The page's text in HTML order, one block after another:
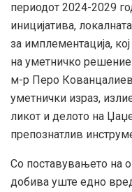
периодот 2024-2029
иницијатива,
за имплементација,
на уметничко
м-р Перо
уметнички израз,
ликот и делото на
препознатлив
Со поставувањето на
добива уште едно